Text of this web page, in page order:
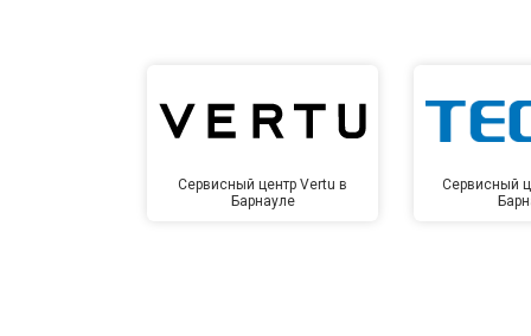
Сервисный центр Vertu в
Барнауле
Сервисный